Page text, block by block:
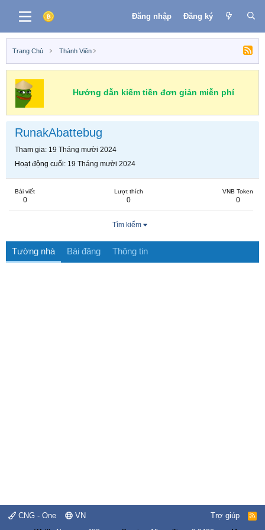
Đăng nhập Đăng ký
Trang Chủ Thành Viên
Hướng dẫn kiếm tiền đơn giản miễn phí
RunakAbattebug
Tham gia 19 Tháng mười 2024
Hoạt động cuối 19 Tháng mười 2024
Bài viết
0
Lượt thích
0
VNB Token
0
Tìm kiếm
Tường nhà Bài đăng Thông tin
CNG - One VN Trợ giúp
R